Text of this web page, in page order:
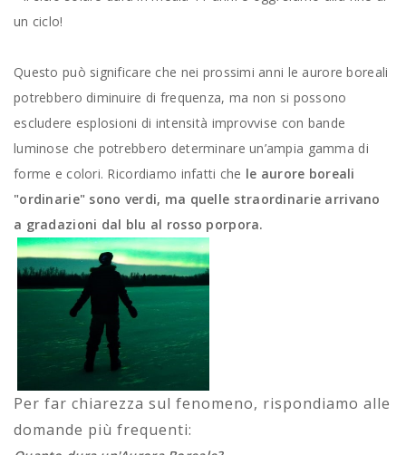
un ciclo!
Questo può significare che nei prossimi anni le aurore boreali
potrebbero diminuire di frequenza, ma non si possono
escludere esplosioni di intensità improvvise con bande
luminose che potrebbero determinare un’ampia gamma di
forme e colori. Ricordiamo infatti che le aurore boreali
"ordinarie" sono verdi, ma quelle straordinarie arrivano
a gradazioni dal blu al rosso porpora.
Per far chiarezza sul fenomeno, rispondiamo alle
domande più frequenti: